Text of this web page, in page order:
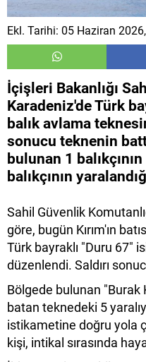
Ekl. Tarihi: 05 Haziran
İçişleri Bakanlığı
Karadeniz'de Türk
balık avlama
sonucu teknenin
bulunan 1
balıkçının
Sahil Güvenlik
göre, bugün Kırım'ın
Türk bayraklı "Duru 67"
düzenlendi. Saldırı
Bölgede bulunan "Burak
batan teknedeki 5
istikametine doğru yola
kişi, intikal sırasında